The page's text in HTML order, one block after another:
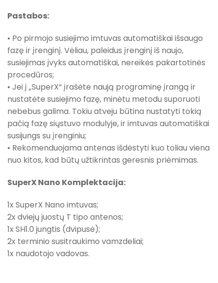
Pastabos:
• Po pirmojo susiejimo imtuvas automatiškai išsaugo
fazę ir įrenginį. Vėliau, paleidus įrenginį iš naujo,
susiejimas įvyks automatiškai, nereikės pakartotinės
procedūros;
• Jei į „SuperX“ įrašėte naują programinę įrangą ir
nustatėte susiejimo fazę, minėtu metodu suporuoti
nebebus galima. Tokiu atveju būtina nustatyti tokią
pačią fazę siųstuvo modulyje, ir imtuvas automatiškai
susijungs su įrenginiu;
• Rekomenduojama antenas išdėstyti kuo toliau viena
nuo kitos, kad būtų užtikrintas geresnis priėmimas.
SuperX Nano Komplektacija:
1x SuperX Nano imtuvas;
2x dviejų juostų T tipo antenos;
1x SH1.0 jungtis (dvipusė);
2x terminio susitraukimo vamzdeliai;
1x naudotojo vadovas.